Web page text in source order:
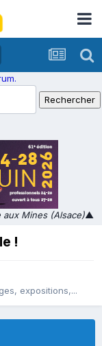
Mines (Alsace)▲
!
expositions,...